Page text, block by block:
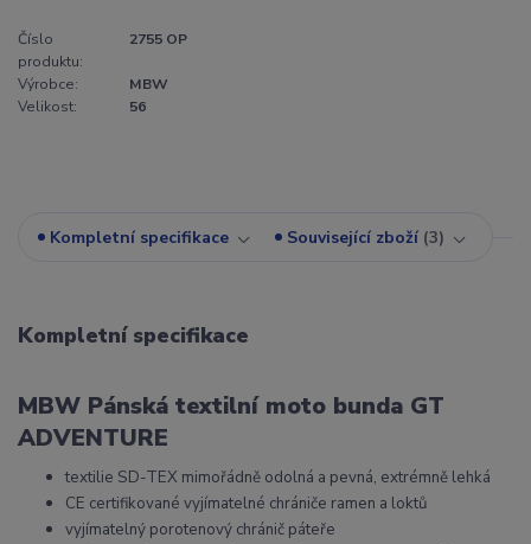
Číslo
produktu:
2755 OP
Výrobce:
MBW
Velikost:
56
Kompletní specifikace Související zboží 3
Kompletní specifikace
MBW Pánská textilní moto bunda GT
ADVENTURE
textilie SD-TEX mimořádně odolná a pevná, extrémně lehká
CE certifikované vyjímatelné chrániče ramen a loktů
vyjímatelný porotenový chránič páteře